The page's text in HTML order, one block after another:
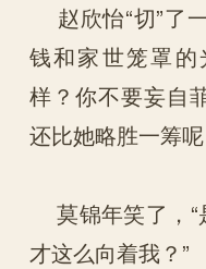
赵欣怡“切”了
钱和家世笼罩
样？你不要妄自
还比她略胜一筹呢
莫锦年笑了，“
才这么向着我？”